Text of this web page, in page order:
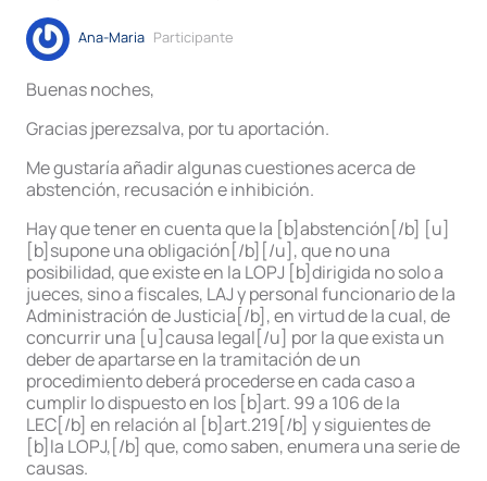
Ana-Maria Participante
Buenas noches,
Gracias jperezsalva, por tu aportación.
Me gustaría añadir algunas cuestiones acerca de
abstención, recusación e inhibición.
Hay que tener en cuenta que la [b]abstención[/b] [u]
[b]supone una obligación[/b][/u], que no una
posibilidad, que existe en la LOPJ [b]dirigida no solo a
jueces, sino a fiscales, LAJ y personal funcionario de la
Administración de Justicia[/b], en virtud de la cual, de
concurrir una [u]causa legal[/u] por la que exista un
deber de apartarse en la tramitación de un
procedimiento deberá procederse en cada caso a
cumplir lo dispuesto en los [b]art. 99 a 106 de la
LEC[/b] en relación al [b]art.219[/b] y siguientes de
[b]la LOPJ,[/b] que, como saben, enumera una serie de
causas.